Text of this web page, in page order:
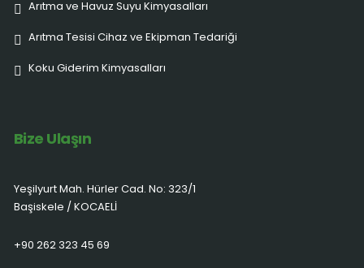
Arıtma ve Havuz Suyu Kimyasalları
Arıtma Tesisi Cihaz ve Ekipman Tedariği
Koku Giderim Kimyasalları
Bize Ulaşın
Yeşilyurt Mah. Hürler Cad. No: 323/1
Başiskele / KOCAELİ
+90 262 323 45 69